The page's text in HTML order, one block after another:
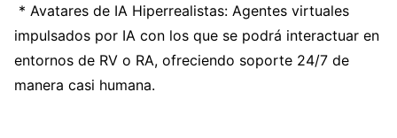
* Avatares de IA Hiperrealistas: Agentes virtuales
impulsados por IA con los que se podrá interactuar en
entornos de RV o RA, ofreciendo soporte 24/7 de
manera casi humana.